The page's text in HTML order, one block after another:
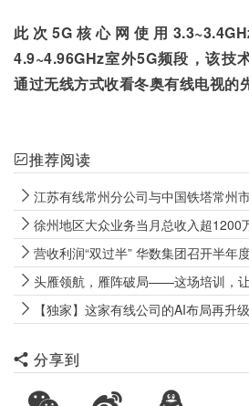
此次5G核心网使用
4.9~4.96GHz室外5G频段，该技
通过无线方式收看冬奥有线电视的
推荐阅读
江苏有线常州分公司与中国铁塔常州
徐州地区大众业务当月总收入超1200万元，从“带头干活”到“
营收利润“双过半” 华数集团召开半年
头雁领航，雁阵破局——这场培训，让南
【独家】这家有线公司的AI布局再升级
分享到